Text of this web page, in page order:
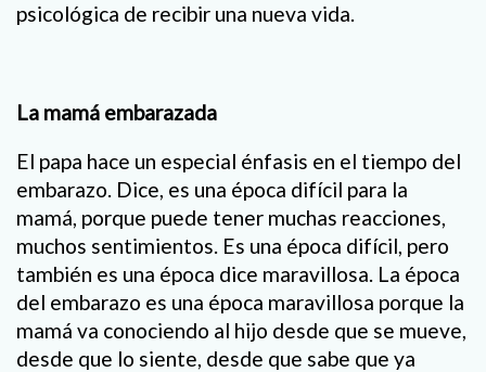
psicológica de recibir una nueva vida.
La mamá embarazada
El papa hace un especial énfasis en el tiempo del
embarazo. Dice, es una época difícil para la
mamá, porque puede tener muchas reacciones,
muchos sentimientos. Es una época difícil, pero
también es una época dice maravillosa. La época
del embarazo es una época maravillosa porque la
mamá va conociendo al hijo desde que se mueve,
desde que lo siente, desde que sabe que ya